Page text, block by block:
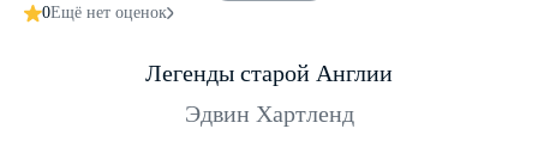
0Ещё нет оценок
Легенды старой Англии
Эдвин Хартленд